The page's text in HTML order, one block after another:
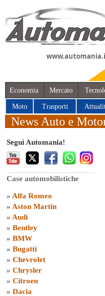
Economia Mercato
Moto Trasporti
News Auto e
Segui Automania!
Case automobilistiche
» Alfa Romeo
» Aston Martin
» Audi
» Bentley
» BMW
» Bugatti
» Chevrolet
» Chrysler
» Citroen
» Dacia